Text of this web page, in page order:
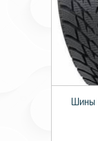
Шины